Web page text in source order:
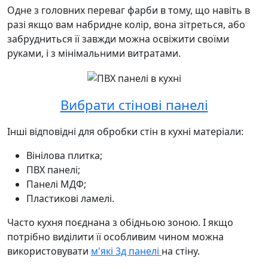
Одне з головних переваг фарби в тому, що навіть в
разі якщо вам набридне колір, вона зітреться, або
забрудниться її завжди можна освіжити своїми
руками, і з мінімальними витратами.
Вибрати стінові панелі
Інші відповідні для обробки стін в кухні матеріали:
Вінілова плитка;
ПВХ панелі;
Панелі МДФ;
Пластикові ламелі.
Часто кухня поєднана з обідньою зоною. І якщо
потрібно виділити її особливим чином можна
використовувати м'які 3д панелі на стіну.